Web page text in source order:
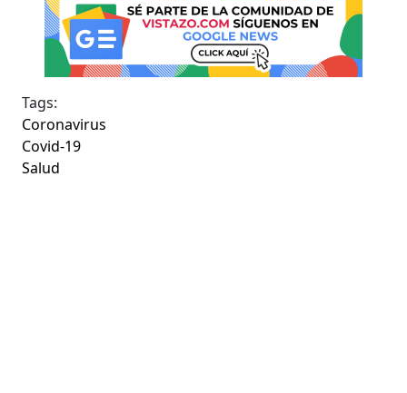
Tags:
Coronavirus
Covid-19
Salud